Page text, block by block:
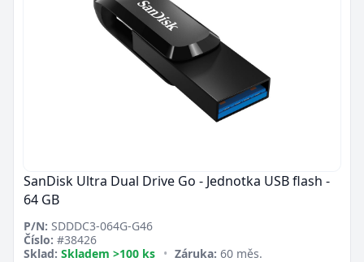
SanDisk Ultra Dual Drive Go - Jednotka USB flash -
64 GB
P/N: SDDDC3-064G-G46
Číslo: #38426
Sklad: Skladem >100 ks • Záruka: 60 měs.